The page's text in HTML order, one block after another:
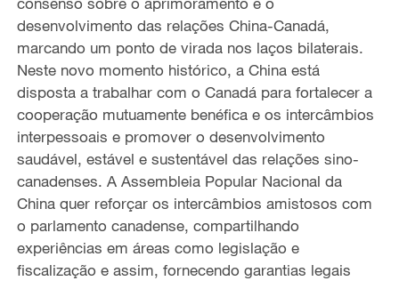
desenvolvimento das relações China-Canadá,
marcando um ponto de virada nos laços bilaterais.
Neste novo momento histórico, a China está
disposta a trabalhar com o Canadá para fortalecer a
cooperação mutuamente benéfica e os intercâmbios
interpessoais e promover o desenvolvimento
saudável, estável e sustentável das relações sino-
canadenses. A Assembleia Popular Nacional da
China quer reforçar os intercâmbios amistosos com
o parlamento canadense, compartilhando
experiências em áreas como legislação e
fiscalização e assim, fornecendo garantias legais